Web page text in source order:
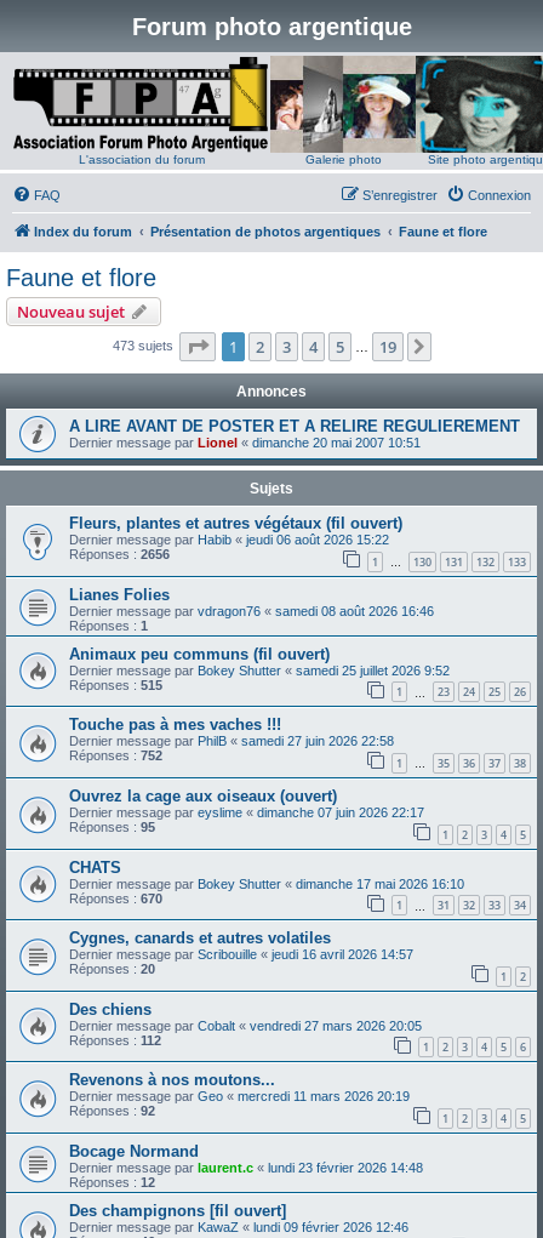
Forum photo argentique
L'association du forum Galerie photo Site photo
FAQ Connexion
S’enregistrer
Index du forum Présentation de photos argentiques Faune et flore
Faune et flore
Nouveau sujet
473 sujets Page 1sur19
1 2 3 4 5 19
Annonces
A LIRE AVANT DE POSTER ET A RELIRE REGULIEREMENT
Dernier message par Lionel « dimanche 20 mai 2007 10:51
Sujets
Fleurs, plantes et autres végétaux (fil ouvert)
Dernier message par Habib « jeudi 06 août 2026 15:22
Réponses : 2656 1 … 130 131 132 133
Lianes Folies
Dernier message par vdragon76 « samedi 08 août 2026 16:46
Réponses : 1
Animaux peu communs (fil ouvert)
Dernier message par Bokey Shutter « samedi 25 juillet 2026 9:52
Réponses : 515 1 23 24 25 26
Touche pas à mes vaches !!!
Dernier message par PhilB « samedi 27 juin 2026 22:58
Réponses : 752 1 … 35 36 37 38
Ouvrez la cage aux oiseaux (ouvert)
Dernier message par eyslime « dimanche 07 juin 2026 22:17
Réponses : 95 1 2 3 4 5
CHATS
Dernier message par Bokey Shutter « dimanche 17 mai 2026 16:10
Réponses : 670 1 31 32 33 34
Cygnes, canards et autres volatiles
Dernier message par Scribouille « jeudi 16 avril 2026 14:57
Réponses : 20 1 2
Des chiens
Dernier message par Cobalt « vendredi 27 mars 2026 20:05
Réponses : 112 1 2 3 4 5 6
Revenons à nos moutons...
Dernier message par Geo « mercredi 11 mars 2026 20:19
Réponses : 92 1 2 3 4 5
Bocage Normand
Dernier message par laurent.c « lundi 23 février 2026 14:48
Réponses : 12
Des champignons [fil ouvert]
Dernier message par KawaZ « lundi 09 février 2026 12:46